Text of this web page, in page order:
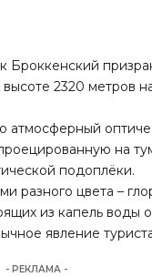
Броккенский
2320 метров
атмосферный
на
подоплёки.
разного цвета –
из капель воды
явление
- РЕКЛАМА -